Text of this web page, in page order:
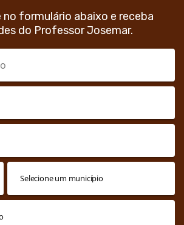
no formulário abaixo e receba
do Professor Josemar.